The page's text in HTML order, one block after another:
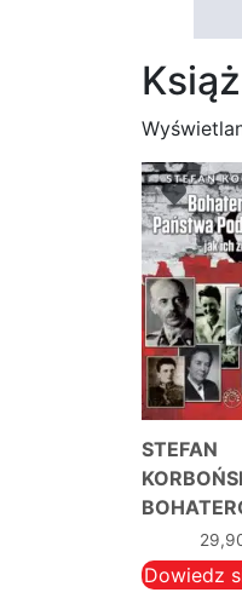
STEFAN
PAŃSTWA
Dowiedz